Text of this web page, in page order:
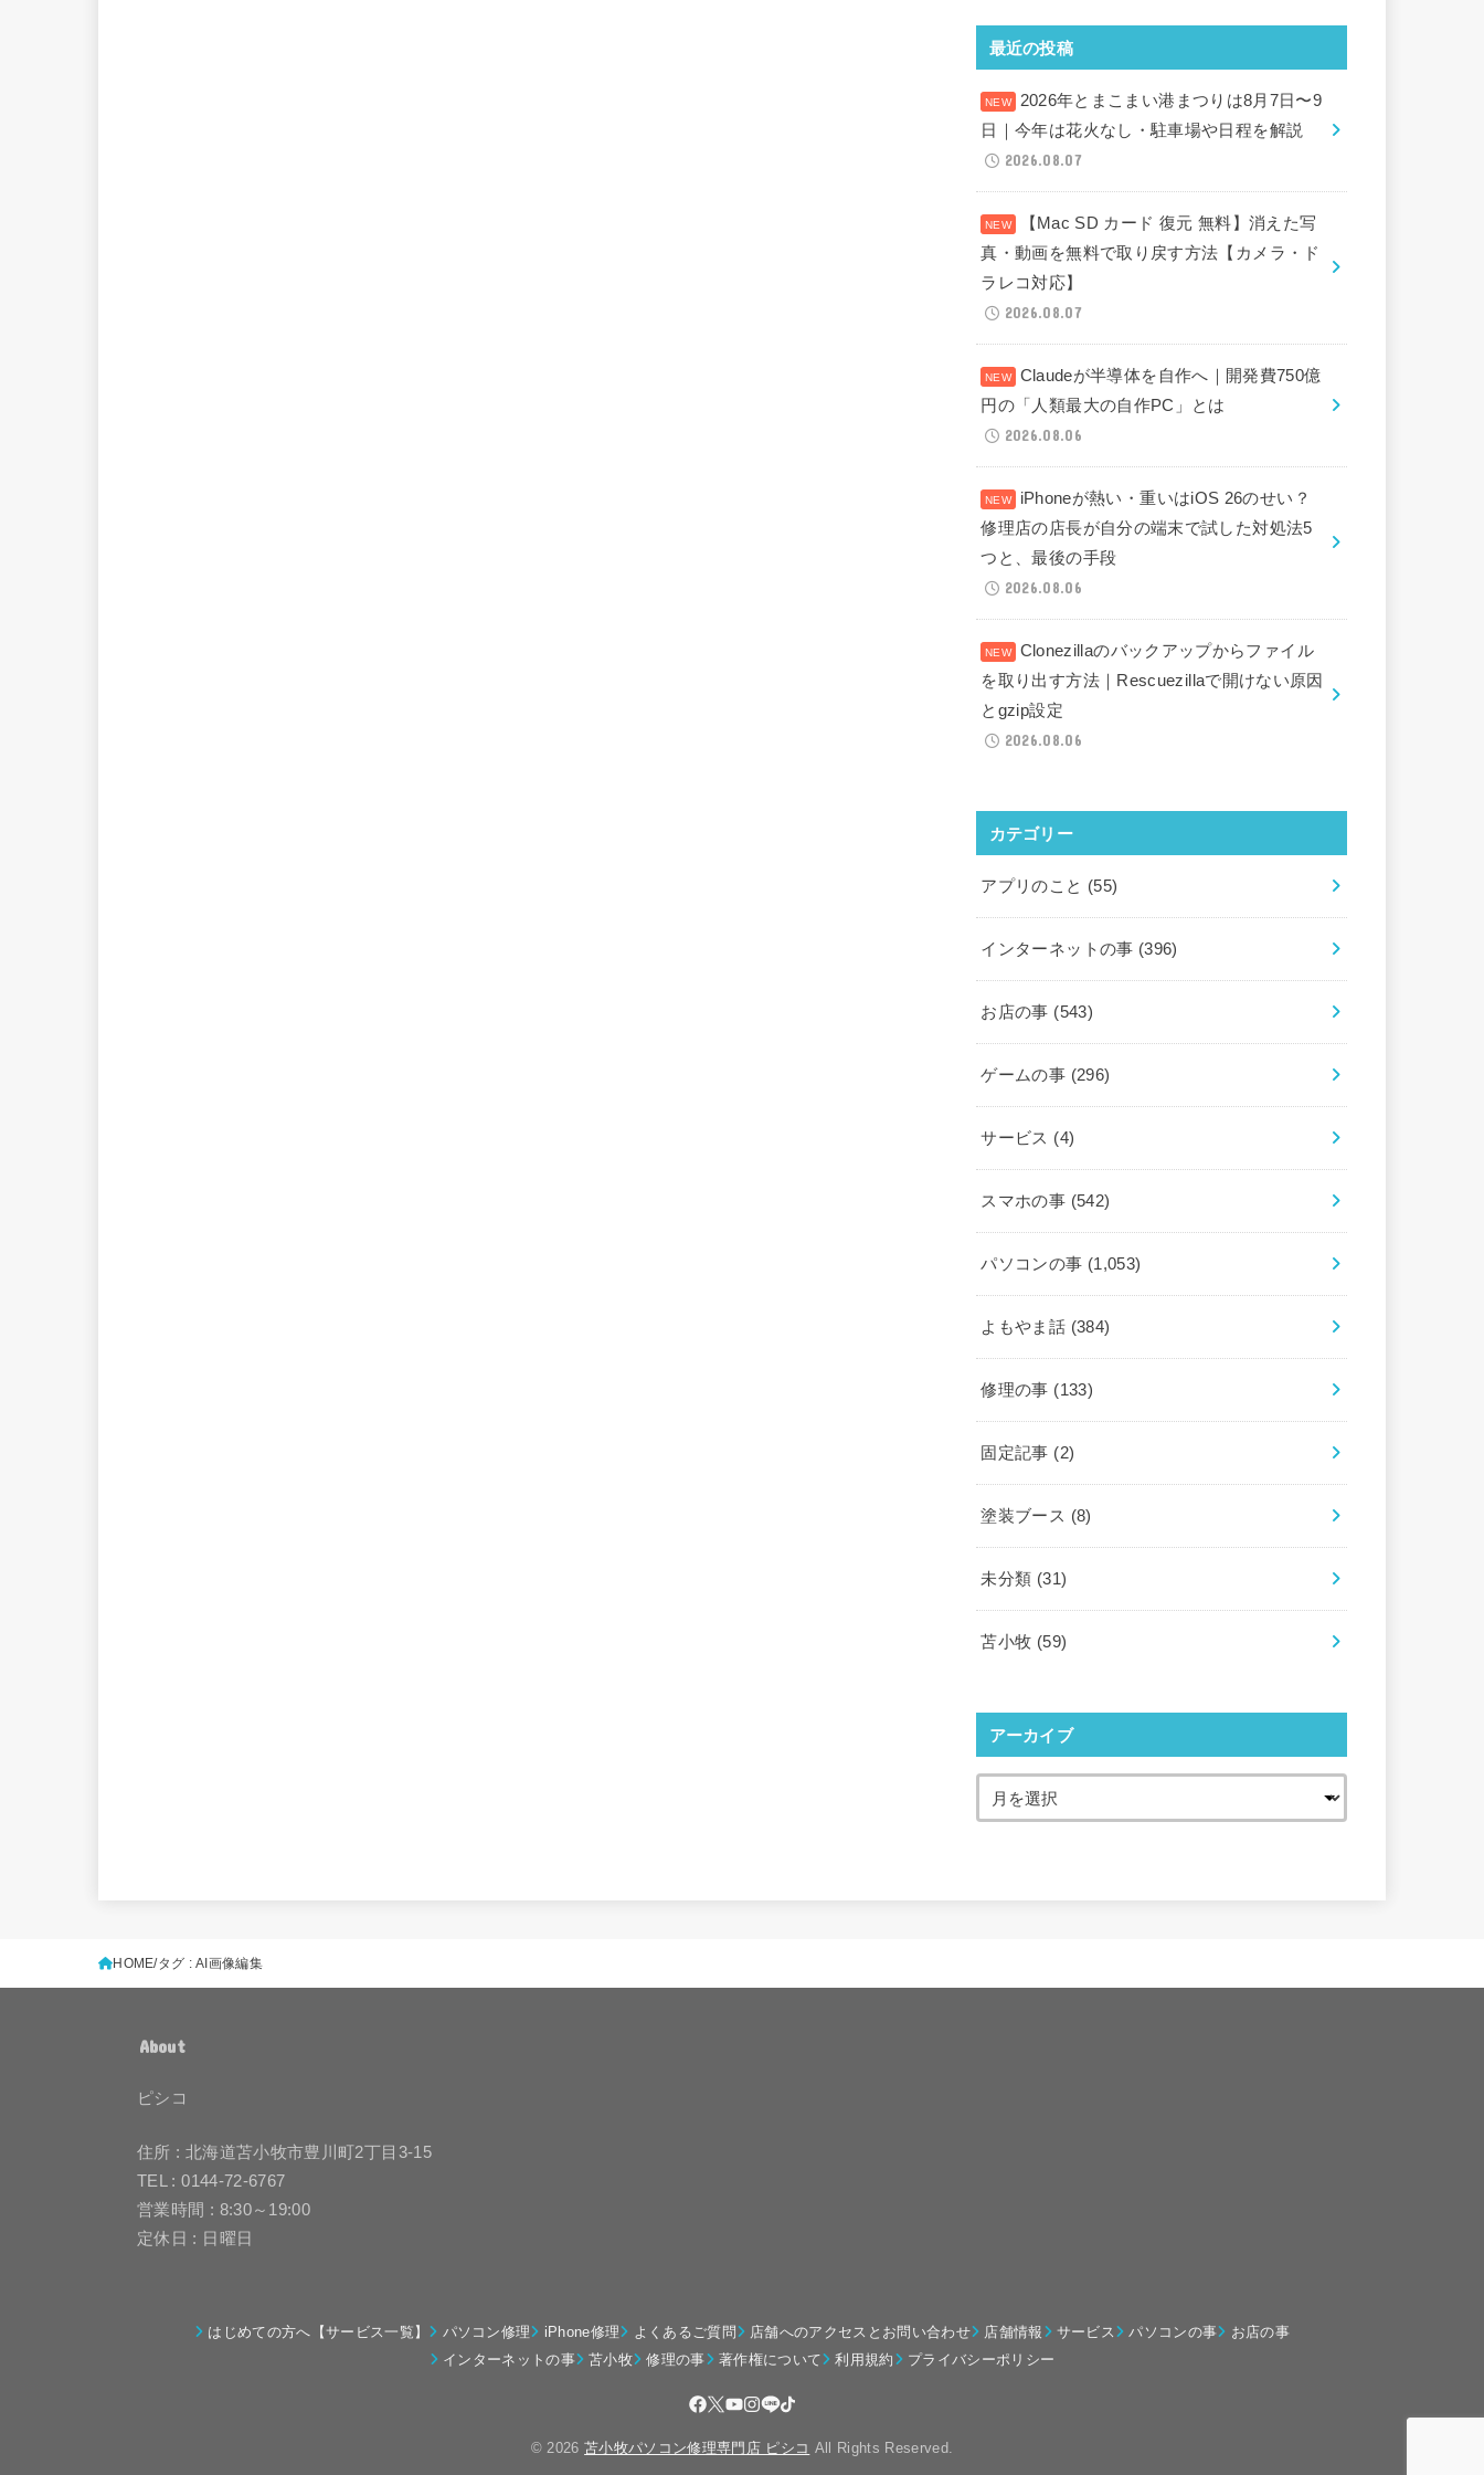
最近の投稿
2026年とまこまい港まつりは8月7日〜9
日｜今年は花火なし・駐車場や日程を解説
2026.08.07
【Mac SD カード 復元 無料】消えた写
真・動画を無料で取り戻す方法【カメラ・ド
ラレコ対応】
2026.08.07
Claudeが半導体を自作へ｜開発費750億
円の「人類最大の自作PC」とは
2026.08.06
iPhoneが熱い・重いはiOS 26のせい？
修理店の店長が自分の端末で試した対処法5
つと、最後の手段
2026.08.06
Clonezillaのバックアップからファイル
を取り出す方法｜Rescuezillaで開けない原因
とgzip設定
2026.08.06
カテゴリー
アプリのこと (55)
インターネットの事 (396)
お店の事 (543)
ゲームの事 (296)
サービス (4)
スマホの事 (542)
パソコンの事 (1,053)
よもやま話 (384)
修理の事 (133)
固定記事 (2)
塗装ブース (8)
未分類 (31)
苫小牧 (59)
アーカイブ
HOME タグ : AI画像編集
About
ピシコ
住所 : 北海道苫小牧市豊川町2丁目3-15
TEL : 0144-72-6767
営業時間 : 8:30～19:00
定休日 : 日曜日
はじめての方へ【サービス一覧】 パソコン修理 iPhone修理 よくあるご質問 店舗へのアクセスとお問い合わせ 店舗情報 サービス パソコンの事
お店の事
インターネットの事
苫小牧 修理の事 著作権について 利用規約 プライバシーポリシー
© 2026苫小牧パソコン修理専門店 ピシコ All Rights Reserved.